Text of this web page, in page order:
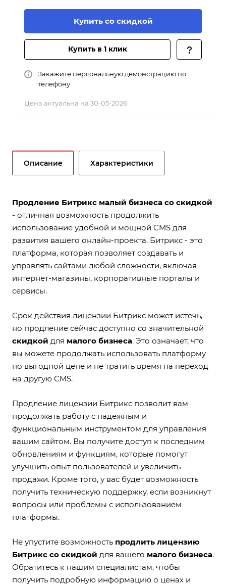
Купить со скидкой
Купить в 1 клик
Закажите персональную демонстрацию по
телефону
Цена актуальна на 30-05-2026
Описание Характеристики
Продление Битрикс малый бизнеса со скидкой
- отличная возможность продолжить
использование удобной и мощной CMS для
развития вашего онлайн-проекта. Битрикс - это
платформа, которая позволяет создавать и
управлять сайтами любой сложности, включая
интернет-магазины, корпоративные порталы и
сервисы.
Срок действия лицензии Битрикс может истечь,
но продление сейчас доступно со значительной
скидкой для малого бизнеса. Это означает, что
вы можете продолжать использовать платформу
по выгодной цене и не тратить время на переход
на другую CMS.
Продление лицензии Битрикс позволит вам
продолжать работу с надежным и
функциональным инструментом для управления
вашим сайтом. Вы получите доступ к последним
обновлениям и функциям, которые помогут
улучшить опыт пользователей и увеличить
продажи. Кроме того, у вас будет возможность
получить техническую поддержку, если возникнут
вопросы или проблемы с использованием
платформы.
Не упустите возможность продлить лицензию
Битрикс со скидкой для вашего малого бизнеса.
Обратитесь к нашим специалистам, чтобы
получить подробную информацию о ценах и